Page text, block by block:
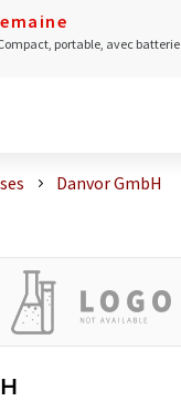
portable, avec batterie
Danvor GmbH